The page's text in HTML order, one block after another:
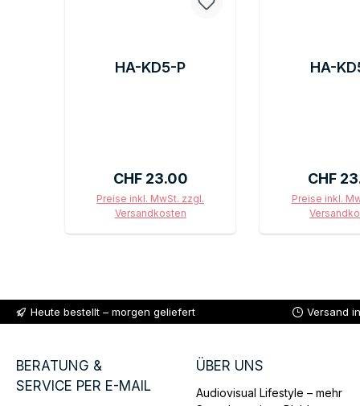
HA-KD5-P
Regulärer Preis:
CHF 23.00
Preise inkl. MwSt. zzgl.
Versandkosten
HA-
CHF
Preise inkl.
Heute bestellt – morgen geliefert Versand
BERATUNG &
SERVICE PER E-MAIL
ÜBER UNS
Audiovisual Lifestyle – mehr